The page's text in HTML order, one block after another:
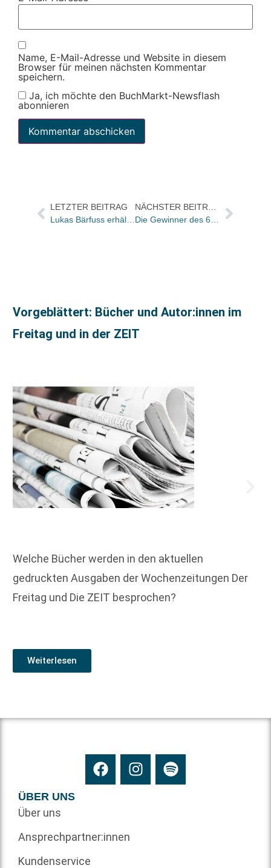
Name, E-Mail-Adresse und Website in diesem
Browser für meinen nächsten Kommentar
speichern.
Ja, ich möchte den BuchMarkt-Newsflash
abonnieren
LETZTER BEITRAG
Lukas Bärfuss erhält den Berliner Literaturpreis 2013
NÄCHSTER BEITRAG
Die Gewinner des 6. ZEBRA Poetry Film Festival stehen fest
Vorgeblättert: Bücher und Autor:innen im
Freitag und in der ZEIT
Welche Bücher werden in den aktuellen
gedruckten Ausgaben der Wochenzeitungen Der
Freitag und Die ZEIT besprochen?
Weiterlesen
ÜBER UNS
Über uns
Ansprechpartner:innen
Kundenservice